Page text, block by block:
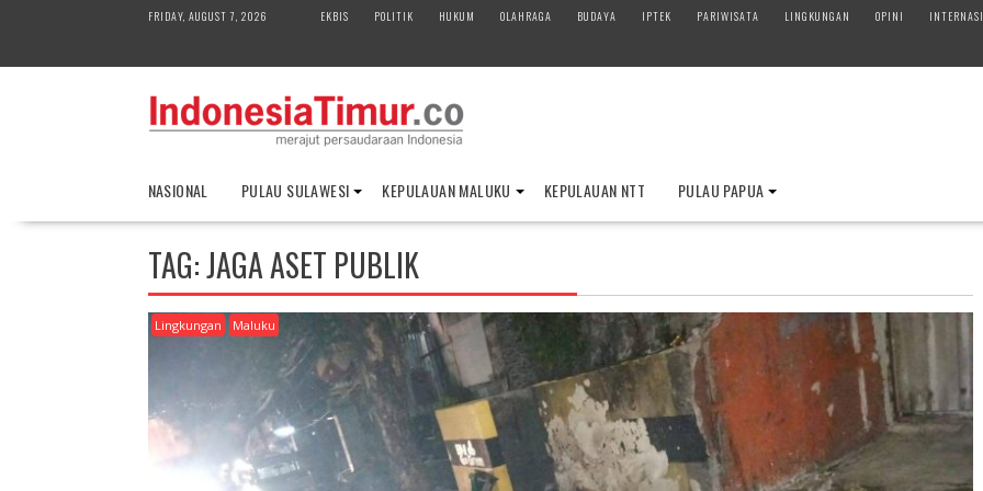
FRIDAY, AUGUST 7, 2026 EKBIS POLITIK HUKUM OLAHRAGA BUDAYA IPTEK PARIWISATA LINGKUNGAN OPINI
NASIONAL PULAU SULAWESI KEPULAUAN MALUKU KEPULAUAN NTT PULAU PAPUA
TAG:JAGA ASET PUBLIK
Lingkungan Maluku